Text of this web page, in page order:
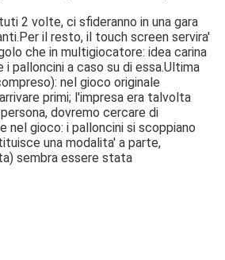
2 volte, ci sfideranno in una gara
il resto, il touch screen servira'
che in multigiocatore: idea carina
a caso su di essa.Ultima
nel gioco originale
primi; l'impresa era talvolta
dovremo cercare di
nel gioco: i palloncini si scoppiano
una modalita' a parte,
sembra essere stata